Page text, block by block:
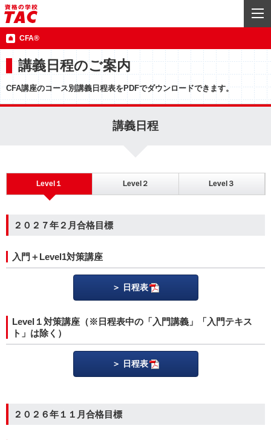
CFA®
講義日程のご案内
CFA講座のコース別講義日程表をPDFでダウンロードできます。
講義日程
Level１ Level２ Level３
２０２７年２月合格目標
入門＋Level1対策講座
日程表
Level１対策講座（※日程表中の「入門講義」「入門テキス
ト」は除く）
日程表
２０２６年１１月合格目標